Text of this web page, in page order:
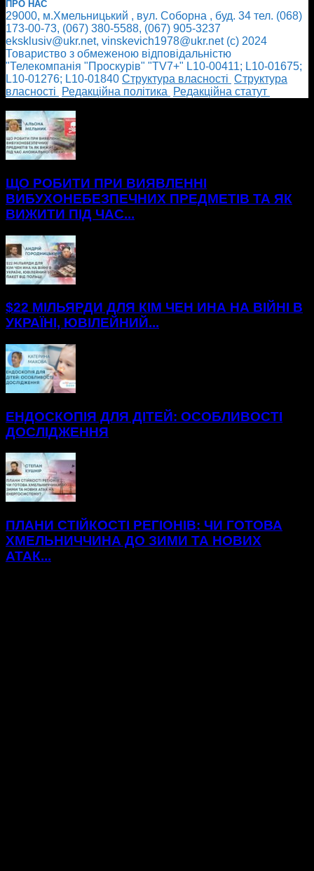
ПРО НАС
29000, м.Хмельницький , вул. Соборна , буд. 34 тел. (068)
173-00-73, (067) 380-5588, (067) 905-3237
eksklusiv@ukr.net, vinskevich1978@ukr.net (с) 2024
Товариство з обмеженою відповідальністю
"Телекомпанія "Проскурів" "TV7+" L10-00411; L10-01675;
L10-01276; L10-01840 Cтруктура власності Cтруктура
власності
Редакційна політика
Редакційна статут
ЩО РОБИТИ ПРИ ВИЯВЛЕННІ
ВИБУХОНЕБЕЗПЕЧНИХ ПРЕДМЕТІВ ТА ЯК
ВИЖИТИ ПІД ЧАС...
$22 МІЛЬЯРДИ ДЛЯ КІМ ЧЕН ИНА НА ВІЙНІ В
УКРАЇНІ, ЮВІЛЕЙНИЙ...
ЕНДОСКОПІЯ ДЛЯ ДІТЕЙ: ОСОБЛИВОСТІ
ДОСЛІДЖЕННЯ
ПЛАНИ СТІЙКОСТІ РЕГІОНІВ: ЧИ ГОТОВА
ХМЕЛЬНИЧЧИНА ДО ЗИМИ ТА НОВИХ
АТАК...